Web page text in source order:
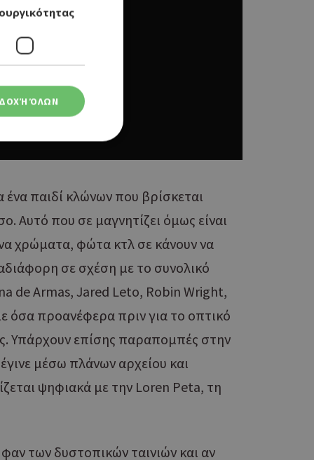
ένα παιδί κλώνων που βρίσκεται
Αυτό που σε μαγνητίζει όμως είναι
χρώματα, φώτα κτλ σε κάνουν να
σε σχέση με το συνολικό
de Armas, Jared Leto, Robin Wright,
όσα προανέφερα πριν για το οπτικό
Υπάρχουν επίσης παραπομπές στην
μέσω πλάνων αρχείου και
ψηφιακά με την Loren Peta, τη
των δυστοπικών ταινιών και αν
ΌΛΩΝ
λογαριασμού. Ο
Google
που
για ένα
μεταβλητών
είναι
ο
ένα καλό
Google